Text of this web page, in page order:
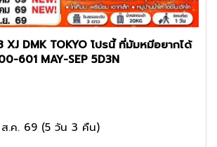
DMK TOKYO โปรนี้ ที่มัมหมีอยากได้
601 MAY-SEP 5D3N
.ค. 69 (5 วัน 3 คืน)